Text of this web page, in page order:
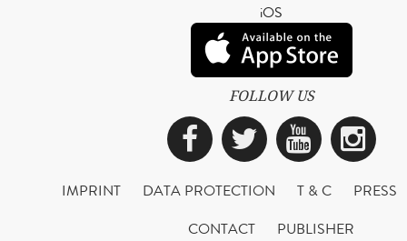
iOS
FOLLOW US
Facebook
Twitter
IMPRINT DATA PROTECTION T & C
PRESS
CONTACT
PUBLISHER